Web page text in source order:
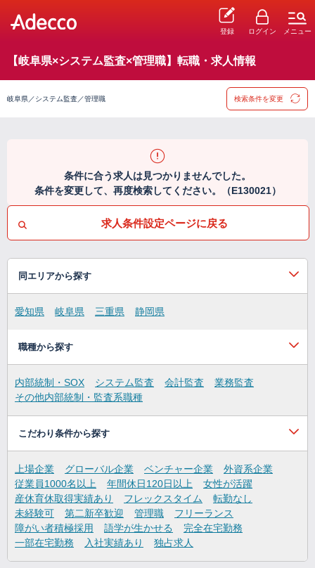
登録 ログイン メニュー
【岐阜県×システム監査×管理職】転職・求人情報
岐阜県／システム監査／管理職 検索条件を変更
条件に合う求人は見つかりませんでした。
条件を変更して、再度検索してください。（E130021）
求人条件設定ページに戻る
同エリアから探す
愛知県 岐阜県 三重県 静岡県
職種から探す
内部統制・SOX システム監査 会計監査
業務監査
その他内部統制・監査系職種
こだわり条件から探す
上場企業 グローバル企業 ベンチャー企業
外資系企業
従業員1000名以上
年間休日120日以上
女性が活躍
産休育休取得実績あり
フレックスタイム
転勤なし
未経験可
第二新卒歓迎 管理職
フリーランス
障がい者積極採用
語学が生かせる
完全在宅勤務
一部在宅勤務
入社実績あり 独占求人